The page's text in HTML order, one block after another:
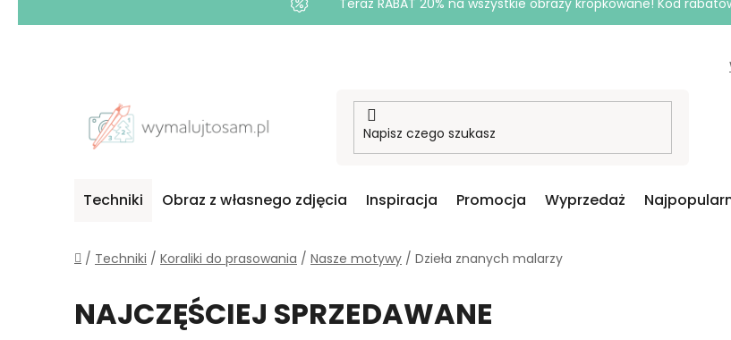
Teraz RABAT 20% na wszystkie obrazy kropkowane! Kod
Techniki Obraz z własnego zdjęcia Inspiracja Promocja Wyprzedaż
Home
/ Techniki / Koraliki do prasowania / Nasze motywy / Dzieła znanych malarzy
NAJCZĘŚCIEJ SPRZEDAWANE